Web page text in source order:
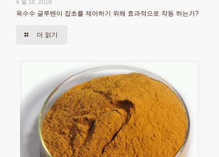
6 월 18, 2019
옥수수 글루텐이 잡초를 제어하기 위해 효과적으로 작동 하는가?
더 읽기